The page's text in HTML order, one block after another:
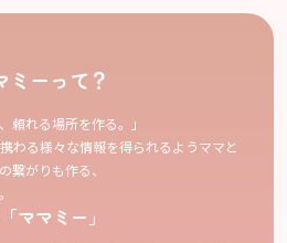
ミーって？
頼れる場所を作る。」
わる様々な情報を得られるようママと
繋がりも作る、
ママミー」